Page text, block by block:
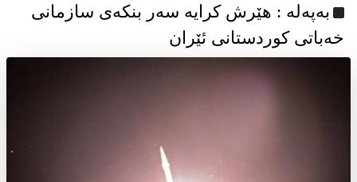
به‌په‌له‌ : هێرش کرایە سەر بنکەی سازمانی
خەباتی کوردستانی ئێران